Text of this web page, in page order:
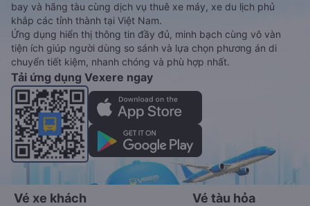
bay và hãng tàu cùng dịch vụ thuê xe máy, xe du lịch phủ
khắp các tỉnh thành tại Việt Nam.
Ứng dụng hiển thị thông tin đầy đủ, minh bạch cùng vô vàn
tiện ích giúp người dùng so sánh và lựa chọn phương án di
chuyển tiết kiệm, nhanh chóng và phù hợp nhất.
Tải ứng dụng Vexere ngay
Vé xe khách Vé tàu hỏa